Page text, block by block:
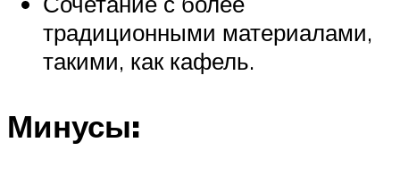
традиционными материалами,
такими, как кафель.
Минусы: